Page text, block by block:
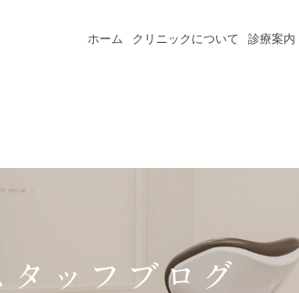
ホーム クリニックについて 診療案内
矯正治療
タッフブログ